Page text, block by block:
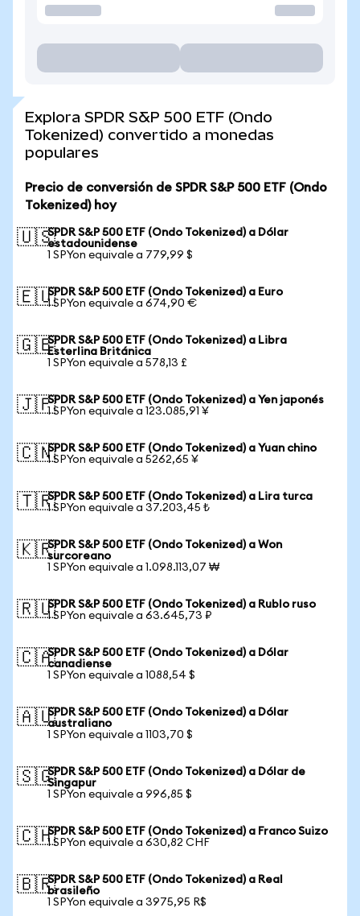
Explora SPDR S&P 500 ETF (Ondo
Tokenized) convertido a monedas
populares
Precio de conversión de SPDR S&P 500 ETF (Ondo
Tokenized) hoy
🇺🇸SPDR S&P 500 ETF (Ondo Tokenized) a Dólar
estadounidense
1 SPYon equivale a 779,99 $
🇪🇺SPDR S&P 500 ETF (Ondo Tokenized) a Euro
1 SPYon equivale a 674,90 €
🇬🇧SPDR S&P 500 ETF (Ondo Tokenized) a Libra
Esterlina Británica
1 SPYon equivale a 578,13 £
🇯🇵SPDR S&P 500 ETF (Ondo Tokenized) a Yen japonés
1 SPYon equivale a 123.085,91 ¥
🇨🇳SPDR S&P 500 ETF (Ondo Tokenized) a Yuan chino
1 SPYon equivale a 5262,65 ¥
🇹🇷SPDR S&P 500 ETF (Ondo Tokenized) a Lira turca
1 SPYon equivale a 37.203,45 ₺
🇰🇷SPDR S&P 500 ETF (Ondo Tokenized) a Won
surcoreano
1 SPYon equivale a 1.098.113,07 ₩
🇷🇺SPDR S&P 500 ETF (Ondo Tokenized) a Rublo ruso
1 SPYon equivale a 63.645,73 ₽
🇨🇦SPDR S&P 500 ETF (Ondo Tokenized) a Dólar
canadiense
1 SPYon equivale a 1088,54 $
🇦🇺SPDR S&P 500 ETF (Ondo Tokenized) a Dólar
australiano
1 SPYon equivale a 1103,70 $
🇸🇬SPDR S&P 500 ETF (Ondo Tokenized) a Dólar de
Singapur
1 SPYon equivale a 996,85 $
🇨🇭SPDR S&P 500 ETF (Ondo Tokenized) a Franco Suizo
1 SPYon equivale a 630,82 CHF
🇧🇷SPDR S&P 500 ETF (Ondo Tokenized) a Real
brasileño
1 SPYon equivale a 3975,95 R$